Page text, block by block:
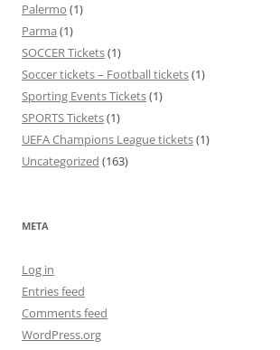
Palermo (1)
Parma (1)
SOCCER Tickets(1)
Soccer tickets – Football tickets(1)
Sporting Events Tickets(1)
SPORTS Tickets(1)
UEFA Champions League tickets(1)
Uncategorized (163)
META
Log in
Entries feed
Comments feed
WordPress.org